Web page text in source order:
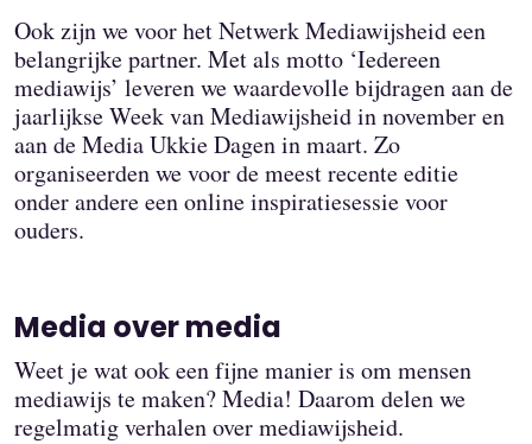
Ook zijn we voor het Netwerk Mediawijsheid een
belangrijke partner. Met als motto ‘Iedereen
mediawijs’ leveren we waardevolle bijdragen aan de
jaarlijkse Week van Mediawijsheid in november en
aan de Media Ukkie Dagen in maart. Zo
organiseerden we voor de meest recente editie
onder andere een online inspiratiesessie voor
ouders.
Media over media
Weet je wat ook een fijne manier is om mensen
mediawijs te maken? Media! Daarom delen we
regelmatig verhalen over mediawijsheid.